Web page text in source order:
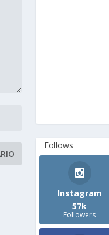
Follows
Instagram
57k
Followers